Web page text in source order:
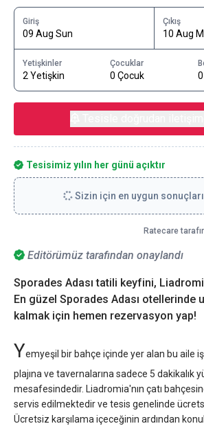
Editörümüz tarafından onaylandı
Sporades Adası tatili keyfini,
En güzel Sporades Adası otellerinde
kalmak için hemen rezervasyon yap!
Yemyeşil bir bahçe içinde yer alan bu aile
plajına ve tavernalarına sadece 5 dakikalık
mesafesindedir. Liadromia'nın çatı
servis edilmektedir ve tesis genelinde
Ücretsiz karşılama içeceğinin ardından
Giriş
09 Aug Sun
Çıkış
10 Aug
Yetişkinler
2 Yetişkin
Çocuklar
0 Çocuk
Tesisimiz yılın her günü açıktır
Sizin için en uygun
Ratecare